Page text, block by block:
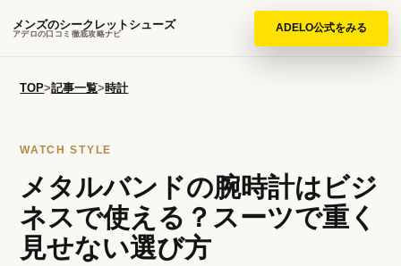
メンズのシークレットシューズ
アデロの口コミ徹底攻略ナビ ADELO公式をみる
TOP>記事一覧>時計
WATCH STYLE
メタルバンドの腕時計はビジ
ネスで使える？スーツで重く
見せない選び方